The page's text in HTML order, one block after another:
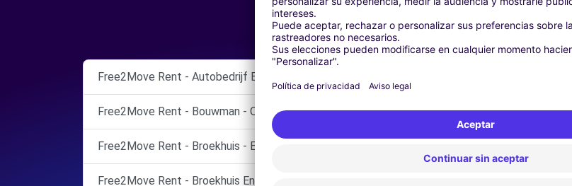
Agencias similares
Free2Move Rent - Autobedrijf Bouwman Citroën - OMMEN (C)
Free2Move Rent - Bouwman - OMMEN
Free2Move Rent - Broekhuis - ENSCHEDE
Free2Move Rent - Broekhuis Enschede B.V. - ENSCHEDE (C)